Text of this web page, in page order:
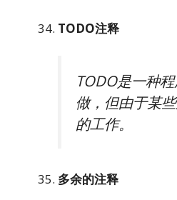
TODO注释
TODO是一种
做，但由于某
的工作。
多余的注释